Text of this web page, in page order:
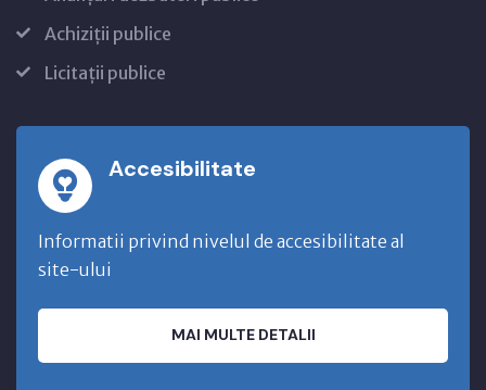
Achiziții publice
Licitații publice
Accesibilitate
Informatii privind nivelul de accesibilitate al
site-ului
MAI MULTE DETALII